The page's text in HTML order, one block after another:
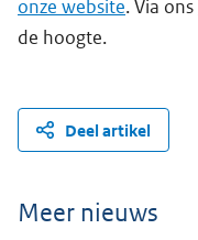
onze website. Via ons
de hoogte.
Deel artikel
Meer nieuws